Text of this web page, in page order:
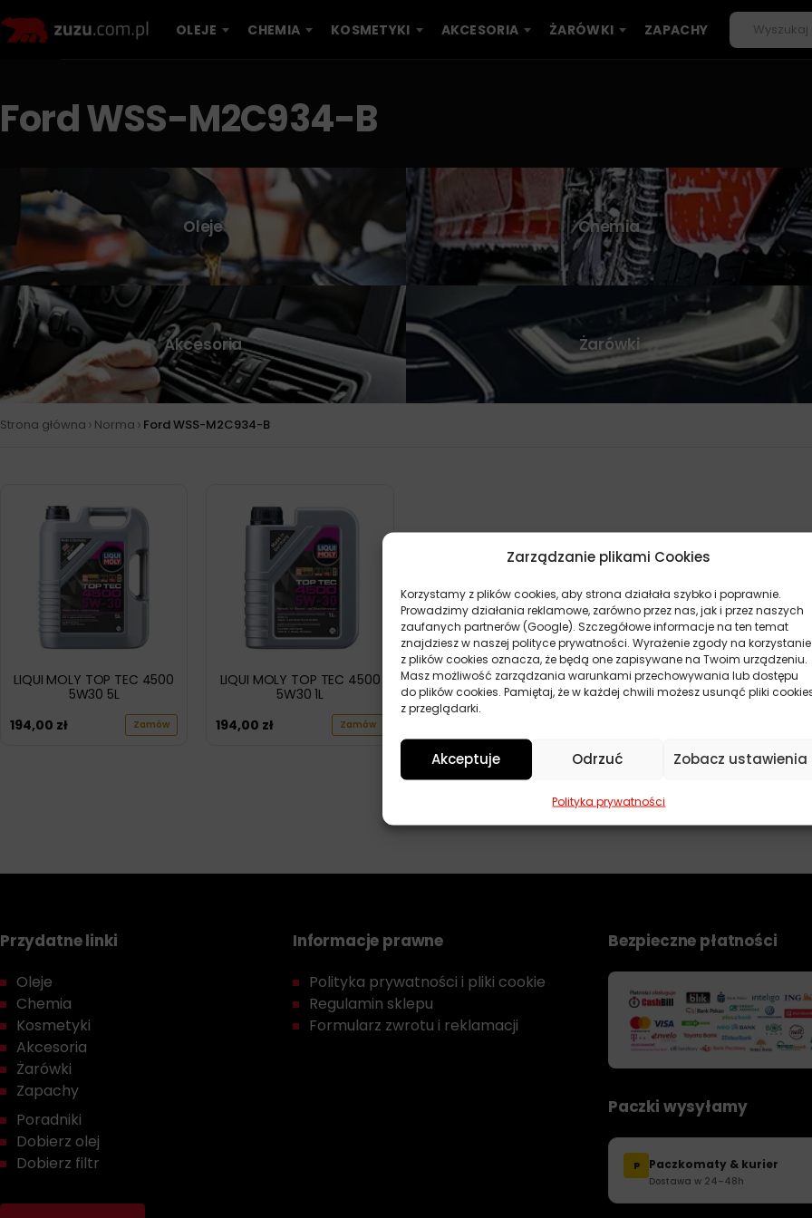
Zarządzanie plikami Cookies
Korzystamy z plików cookies, aby strona działała szybko i poprawnie.
Prowadzimy działania reklamowe, zarówno przez nas, jak i przez naszych
zaufanych partnerów (Google). Szczegółowe informacje na ten temat
znajdziesz w naszej polityce prywatności. Wyrażenie zgody na korzystanie
z plików cookies oznacza, że będą one zapisywane na Twoim urządzeniu.
Masz możliwość zarządzania warunkami przechowywania lub dostępu
do plików cookies. Pamiętaj, że w każdej chwili możesz usunąć pliki
z przeglądarki.
Akceptuje Odrzuć Zobacz ustawienia
Polityka prywatności
OLEJE CHEMIA KOSMETYKI AKCESORIA ŻARÓWKI ZAPACHY
Ford WSS-M2C934-B
Oleje Chemia
Akcesoria Żarówki
Strona główna › Norma › Ford WSS-M2C934-B
LIQUI MOLY TOP TEC 4500
5W30 5L
194,00 zł Zamów
LIQUI MOLY TOP TEC 4500
5W30 1L
194,00 zł Zamów
POKAŻ WIĘCEJ PRODUKTÓW
Przydatne linki
Oleje
Chemia
Kosmetyki
Akcesoria
Żarówki
Zapachy
Poradniki
Dobierz olej
Dobierz filtr
Informacje prawne
Polityka prywatności i pliki cookie
Regulamin sklepu
Formularz zwrotu i reklamacji
Bezpieczne płatności
Paczki wysyłamy
P Paczkomaty & kurier
Dostawa w 24–48h